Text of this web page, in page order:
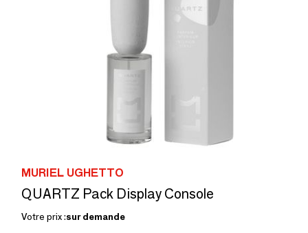
MURIEL UGHETTO
QUARTZ Pack Display Console
Votre prix :sur demande